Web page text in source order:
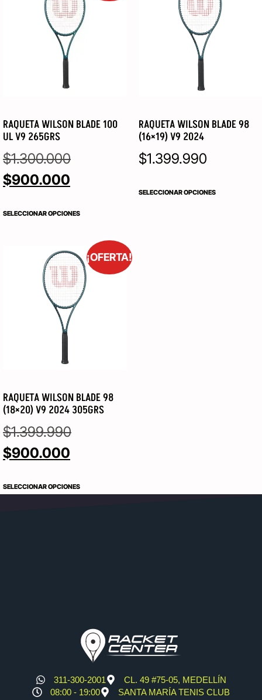
RAQUETA WILSON BLADE 100
UL V9 265GRS
$1.300.000
$900.000
SELECCIONAR OPCIONES
RAQUETA WILSON BLADE 98
(16×19) V9 2024
$1.399.990
SELECCIONAR OPCIONES
¡OFERTA!
RAQUETA WILSON BLADE 98
(18×20) V9 2024 305GRS
$1.399.990
$900.000
SELECCIONAR OPCIONES
311-300-2001
CL. 49 #75-05, MEDELLÍN
08:00 - 19:00
SANTA MARÍA TENIS CLUB